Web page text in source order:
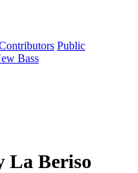
Public
Bass
La Beriso